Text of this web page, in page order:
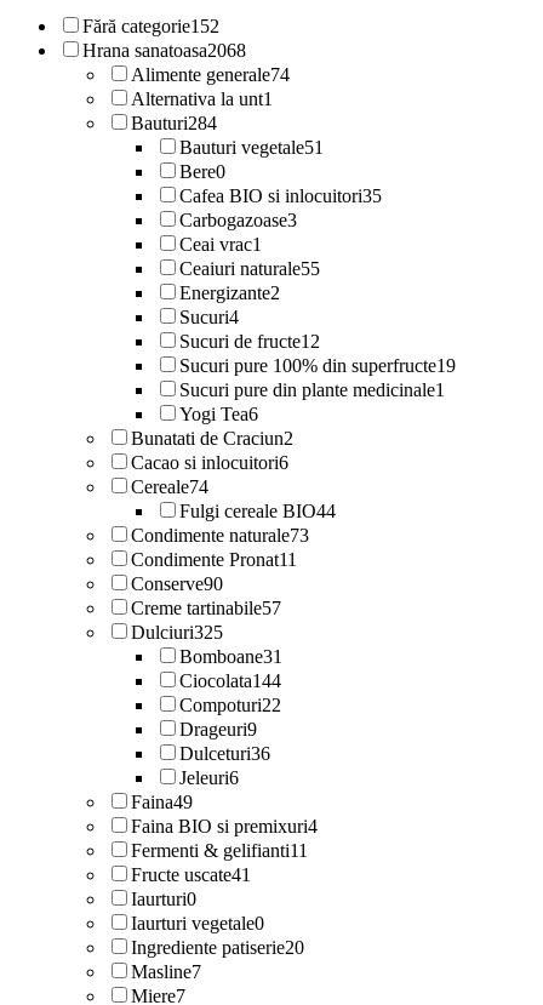
Fără categorie152
Hrana sanatoasa2068
Alimente generale74
Alternativa la unt1
Bauturi284
Bauturi vegetale51
Bere0
Cafea BIO si inlocuitori35
Carbogazoase3
Ceai vrac1
Ceaiuri naturale55
Energizante2
Sucuri4
Sucuri de fructe12
Sucuri pure 100% din superfructe19
Sucuri pure din plante medicinale1
Yogi Tea6
Bunatati de Craciun2
Cacao si inlocuitori6
Cereale74
Fulgi cereale BIO44
Condimente naturale73
Condimente Pronat11
Conserve90
Creme tartinabile57
Dulciuri325
Bomboane31
Ciocolata144
Compoturi22
Drageuri9
Dulceturi36
Jeleuri6
Faina49
Faina BIO si premixuri4
Fermenti & gelifianti11
Fructe uscate41
Iaurturi0
Iaurturi vegetale0
Ingrediente patiserie20
Masline7
Miere7